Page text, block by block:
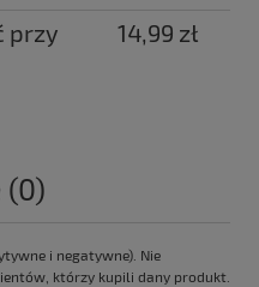
przy
14,99 zł
(0)
i negatywne). Nie
którzy kupili dany produkt.